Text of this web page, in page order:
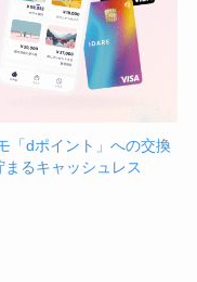
「dポイント」への交換
るキャッシュレス